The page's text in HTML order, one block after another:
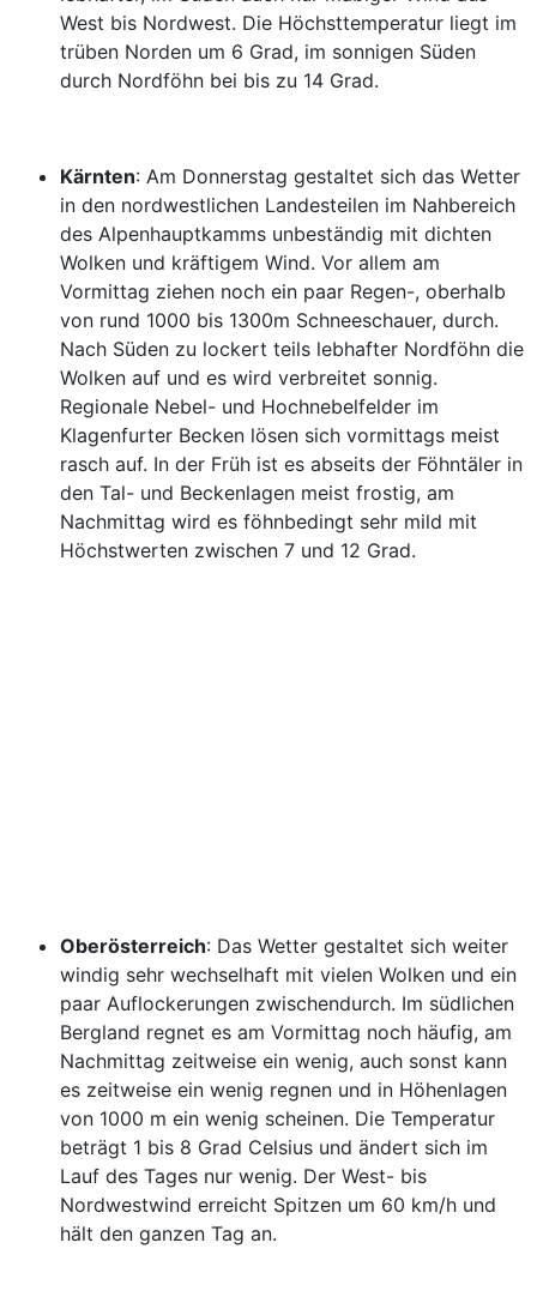
West bis Nordwest. Die Höchsttemperatur liegt im
trüben Norden um 6 Grad, im sonnigen Süden
durch Nordföhn bei bis zu 14 Grad.
Kärnten: Am Donnerstag gestaltet sich das Wetter
in den nordwestlichen Landesteilen im Nahbereich
des Alpenhauptkamms unbeständig mit dichten
Wolken und kräftigem Wind. Vor allem am
Vormittag ziehen noch ein paar Regen-, oberhalb
von rund 1000 bis 1300m Schneeschauer, durch.
Nach Süden zu lockert teils lebhafter Nordföhn die
Wolken auf und es wird verbreitet sonnig.
Regionale Nebel- und Hochnebelfelder im
Klagenfurter Becken lösen sich vormittags meist
rasch auf. In der Früh ist es abseits der Föhntäler in
den Tal- und Beckenlagen meist frostig, am
Nachmittag wird es föhnbedingt sehr mild mit
Höchstwerten zwischen 7 und 12 Grad.
Oberösterreich: Das Wetter gestaltet sich weiter
windig sehr wechselhaft mit vielen Wolken und ein
paar Auflockerungen zwischendurch. Im südlichen
Bergland regnet es am Vormittag noch häufig, am
Nachmittag zeitweise ein wenig, auch sonst kann
es zeitweise ein wenig regnen und in Höhenlagen
von 1000 m ein wenig scheinen. Die Temperatur
beträgt 1 bis 8 Grad Celsius und ändert sich im
Lauf des Tages nur wenig. Der West- bis
Nordwestwind erreicht Spitzen um 60 km/h und
hält den ganzen Tag an.